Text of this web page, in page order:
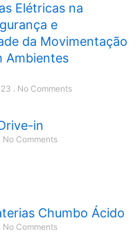
Elétricas na
e
da Movimentação
Ambientes
No Comments
in
No Comments
Chumbo Ácido
No Comments